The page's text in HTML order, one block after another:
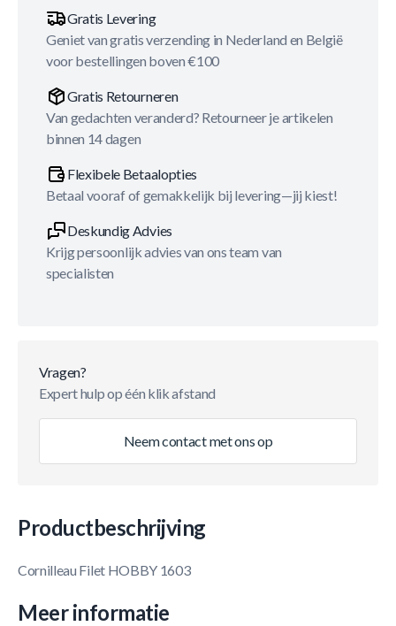
Gratis Levering
Geniet van gratis verzending in Nederland en België
voor bestellingen boven €100
Gratis Retourneren
Van gedachten veranderd? Retourneer je artikelen
binnen 14 dagen
Flexibele Betaalopties
Betaal vooraf of gemakkelijk bij levering—jij kiest!
Deskundig Advies
Krijg persoonlijk advies van ons team van
specialisten
Vragen?
Expert hulp op één klik afstand
Neem contact met ons op
Productbeschrijving
Cornilleau Filet HOBBY 1603
Meer informatie